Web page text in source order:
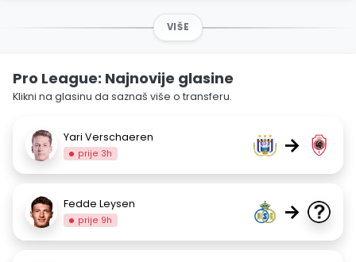
VIŠE
Pro League: Najnovije glasine
Klikni na glasinu da saznaš više o transferu.
Yari Verschaeren
prije 3h →
Fedde Leysen
prije 9h →